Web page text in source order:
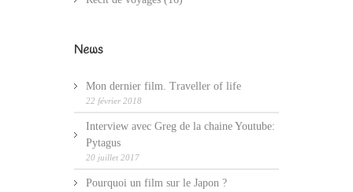
News
Mon dernier film. Traveller of life
22 février 2018
Interview avec Greg de la chaine Youtube:
Pytagus
20 juillet 2017
Pourquoi un film sur le Japon ?